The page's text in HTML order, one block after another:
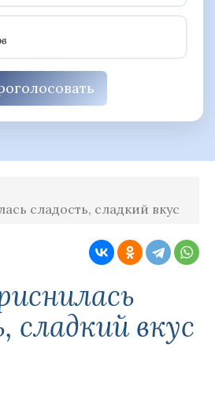
сладость, сладкий вкус
сладкий вкус